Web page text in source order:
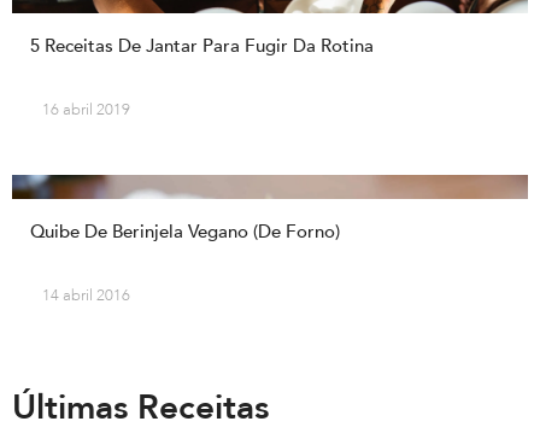
5 Receitas De Jantar Para Fugir Da Rotina
16 abril 2019
Quibe De Berinjela Vegano (de Forno)
14 abril 2016
Últimas Receitas